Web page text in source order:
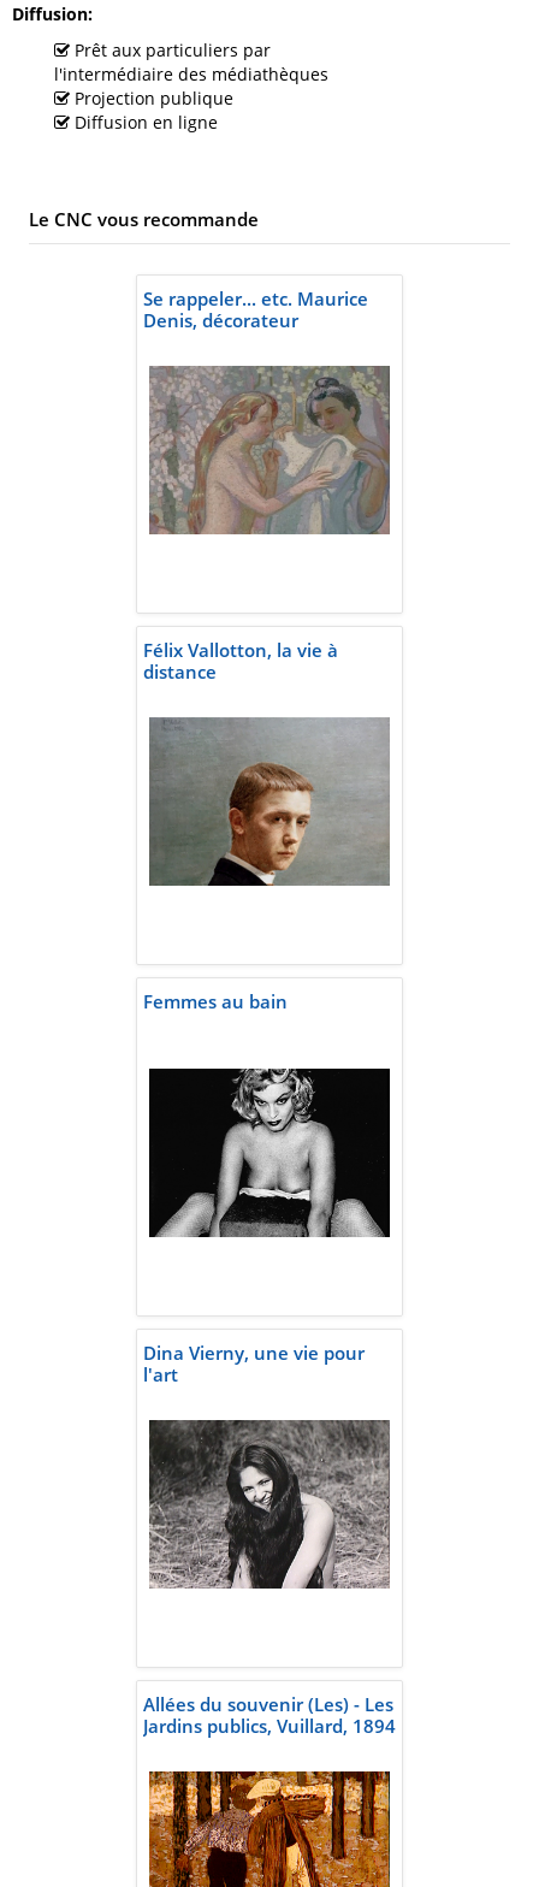
Diffusion
Prêt aux particuliers par
l'intermédiaire des médiathèques
Projection publique
Diffusion en ligne
Le CNC vous recommande
Se rappeler... etc. Maurice
Denis, décorateur
Félix Vallotton, la vie à
distance
Femmes au bain
Dina Vierny, une vie pour
l'art
Allées du souvenir (Les) - Les
Jardins publics, Vuillard, 1894